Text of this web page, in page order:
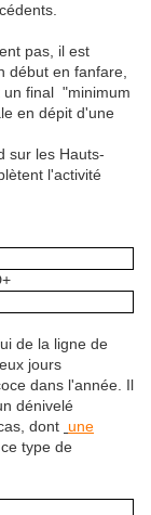
pas, il est
début en fanfare,
un final "minimum
en dépit d'une
sur les Hauts-
l'activité
de la ligne de
jours
dans l'année. Il
dénivelé
dont une
type de